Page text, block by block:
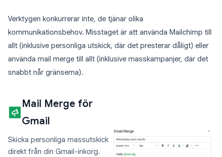
Verktygen konkurrerar inte, de tjänar olika
kommunikationsbehov. Misstaget är att använda Mailchimp till
allt (inklusive personliga utskick, där det presterar dåligt) eller
använda mail merge till allt (inklusive masskampanjer, där det
snabbt når gränserna).
Mail Merge för
Gmail
Skicka personliga massutskick
direkt från din Gmail-inkorg.